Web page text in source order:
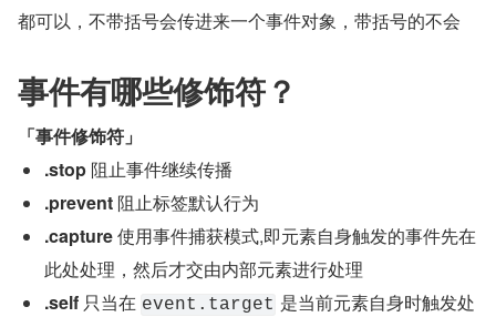
都可以，不带括号会传进来一个事件对象，带括号的不会
事件有哪些修饰符？
「事件修饰符」
.stop 阻止事件继续传播
.prevent 阻止标签默认行为
.capture 使用事件捕获模式,即元素自身触发的事件先在
此处处理，然后才交由内部元素进行处理
.self 只当在 event.target 是当前元素自身时触发处